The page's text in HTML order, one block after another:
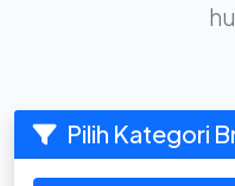
Pilih Kategori